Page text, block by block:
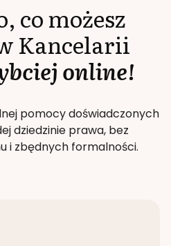
co możesz
Kancelarii
online!
pomocy doświadczonych
dziedzinie prawa, bez
i zbędnych formalności.